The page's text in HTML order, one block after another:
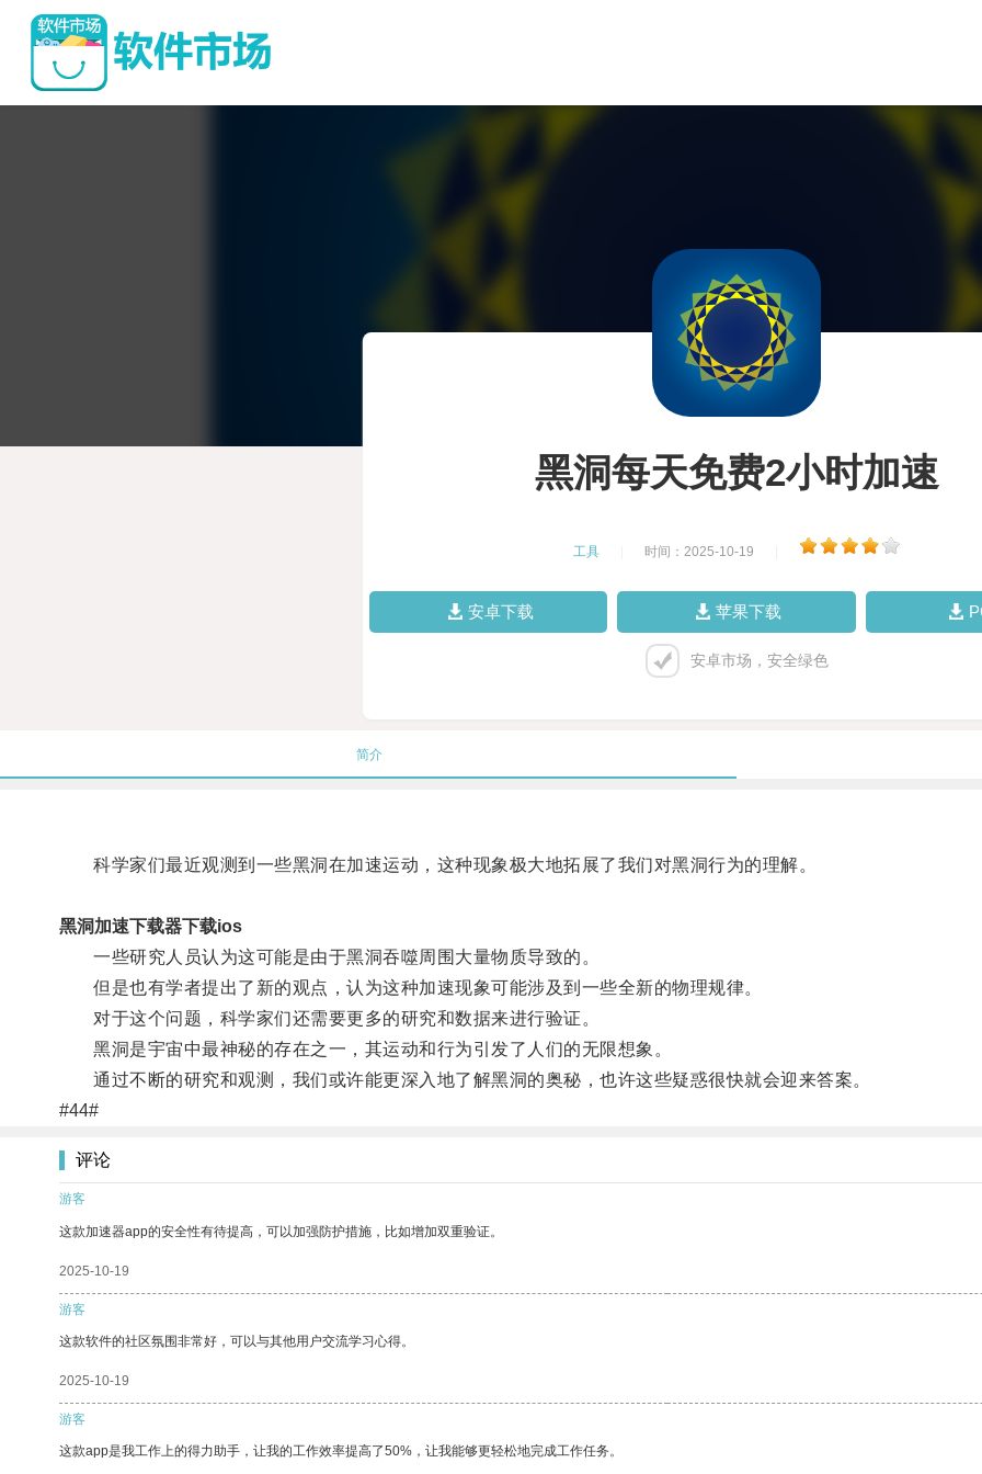
黑洞每天免费2小时加速
工具 时间：2025-10-19
安卓下载 苹果下载
安卓市场，安全绿色
简介
科学家们最近观测到一些黑洞在加速运动，这种现象极大地拓展了我们对黑洞行为的理解。
黑洞加速下载器下载ios
一些研究人员认为这可能是由于黑洞吞噬周围大量物质导致的。
但是也有学者提出了新的观点，认为这种加速现象可能涉及到一些全新的物理规律。
对于这个问题，科学家们还需要更多的研究和数据来进行验证。
黑洞是宇宙中最神秘的存在之一，其运动和行为引发了人们的无限想象。
通过不断的研究和观测，我们或许能更深入地了解黑洞的奥秘，也许这些疑惑很快就会迎来答案。
#44#
评论
游客
这款加速器app的安全性有待提高，可以加强防护措施，比如增加双重验证。
2025-10-19
游客
这款软件的社区氛围非常好，可以与其他用户交流学习心得。
2025-10-19
游客
这款app是我工作上的得力助手，让我的工作效率提高了50%，让我能够更轻松地完成工作任务。